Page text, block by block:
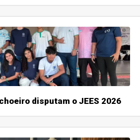
disputam o JEES 2026